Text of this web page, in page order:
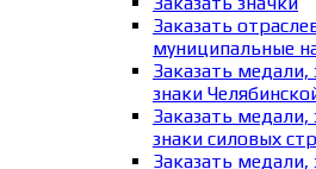
Заказать
муниципальные
Заказать медали,
знаки
Заказать медали,
знаки силовых
Заказать медали,